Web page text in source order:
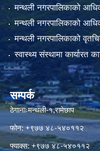
मन्थली नगरपालिकाको
मन्थली नगरपालिकाको
मन्थली नगरपालिकाको
स्वास्थ्य संस्थामा कार्यारत
सम्पर्क
ठेगानाःमन्थली-१,रामेछाप
फोन: +९७७ ४८-५४०११२
फ्याक्स: +९७७ ४८-५४०११२